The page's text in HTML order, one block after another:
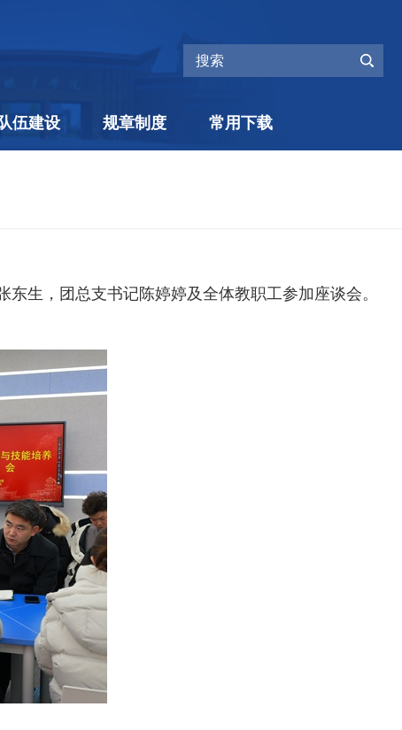
队伍建设 规章制度 常用下载
生，团总支书记陈婷婷及全体教职工参加座谈会。